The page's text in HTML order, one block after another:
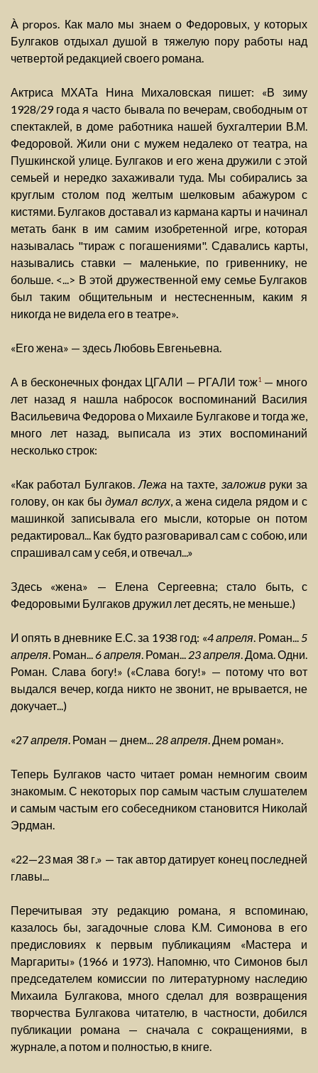
À propos. Как мало мы знаем о Федоровых, у которых
Булгаков отдыхал душой в тяжелую пору работы над
четвертой редакцией своего романа.
Актриса МХАТа Нина Михаловская пишет: «В зиму
1928/29 года я часто бывала по вечерам, свободным от
спектаклей, в доме работника нашей бухгалтерии В.М.
Федоровой. Жили они с мужем недалеко от театра, на
Пушкинской улице. Булгаков и его жена дружили с этой
семьей и нередко захаживали туда. Мы собирались за
круглым столом под желтым шелковым абажуром с
кистями. Булгаков доставал из кармана карты и начинал
метать банк в им самим изобретенной игре, которая
называлась "тираж с погашениями". Сдавались карты,
назывались ставки — маленькие, по гривеннику, не
больше. <...> В этой дружественной ему семье Булгаков
был таким общительным и нестесненным, каким я
никогда не видела его в театре».
«Его жена» — здесь Любовь Евгеньевна.
А в бесконечных фондах ЦГАЛИ — РГАЛИ тож1— много
лет назад я нашла набросок воспоминаний Василия
Васильевича Федорова о Михаиле Булгакове и тогда же,
много лет назад, выписала из этих воспоминаний
несколько строк:
«Как работал Булгаков.Лежа на тахте, заложивруки за
голову, он как быдумал вслух, а жена сидела рядом и с
машинкой записывала его мысли, которые он потом
редактировал... Как будто разговаривал сам с собою, или
спрашивал сам у себя, и отвечал...»
Здесь «жена» — Елена Сергеевна; стало быть, с
Федоровыми Булгаков дружил лет десять, не меньше.)
И опять в дневнике Е.С. за 1938 год: «4 апреля. Роман...5
апреля. Роман...6 апреля. Роман... 23 апреля. Дома. Одни.
Роман. Слава богу!» («Слава богу!» — потому что вот
выдался вечер, когда никто не звонит, не врывается, не
докучает...)
«27апреля. Роман — днем... 28 апреля. Днем роман».
Теперь Булгаков часто читает роман немногим своим
знакомым. С некоторых пор самым частым слушателем
и самым частым его собеседником становится Николай
Эрдман.
«22—23 мая 38 г.» — так автор датирует конец последней
главы...
Перечитывая эту редакцию романа, я вспоминаю,
казалось бы, загадочные слова К.М. Симонова в его
предисловиях к первым публикациям «Мастера и
Маргариты» (1966 и 1973). Напомню, что Симонов был
председателем комиссии по литературному наследию
Михаила Булгакова, много сделал для возвращения
творчества Булгакова читателю, в частности, добился
публикации романа — сначала с сокращениями, в
журнале, а потом и полностью, в книге.